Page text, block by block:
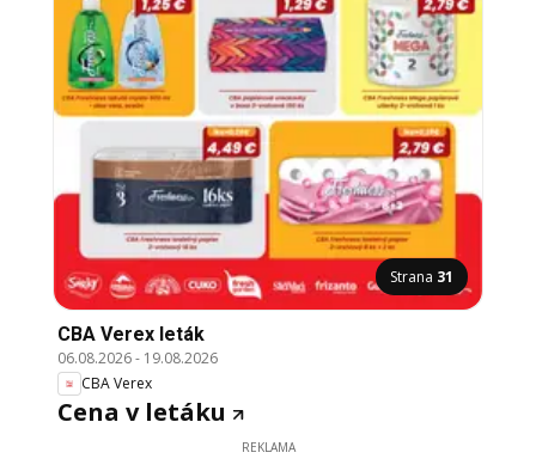
Strana 31
CBA Verex leták
06.08.2026- 19.08.2026
CBA Verex
Cena v letáku
REKLAMA